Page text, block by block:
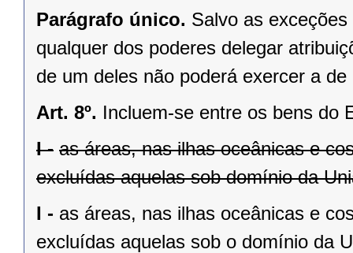
Parágrafo único. Salvo as
qualquer dos poderes delegar
de um deles não poderá exercer a de
Art. 8º. Incluem-se entre os bens do
I - as áreas, nas ilhas oceânicas e
excluídas aquelas sob domínio da
I - as áreas, nas ilhas oceânicas e
excluídas aquelas sob o domínio da